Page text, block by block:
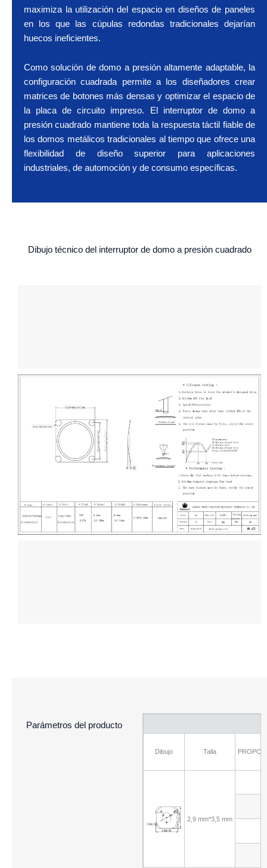
maximiza la utilización del espacio en diseños de paneles
en los que las cúpulas redondas tradicionales dejarían
huecos ineficientes.
Como solución de domo a presión altamente adaptable, la
configuración cuadrada permite a los diseñadores crear
matrices de botones más densas y optimizar el espacio de
la placa de circuito impreso. El interruptor de domo a
presión cuadrado mantiene toda la respuesta táctil fiable de
los domos metálicos tradicionales al tiempo que ofrece una
flexibilidad de diseño superior para aplicaciones
industriales, de automoción y de consumo específicas.
Dibujo técnico del interruptor de domo a presión cuadrado
Obtener diseño de
dibujo gratuito
Contacte con nosotros
Parámetros del producto
Dibujo Talla
2,9 mm*3,5 mm